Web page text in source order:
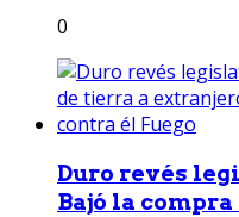
0
Duro revés
Bajó la